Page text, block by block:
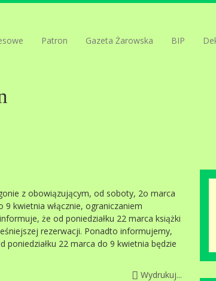
Patron Gazeta Żarowska BIP
z obowiązującym, od soboty, 2o marca
9 kwietnia włącznie, ograniczaniem
że od poniedziałku 22 marca książki
rezerwacji. Ponadto informujemy,
poniedziałku 22 marca do 9 kwietnia będzie
Wydrukuj...